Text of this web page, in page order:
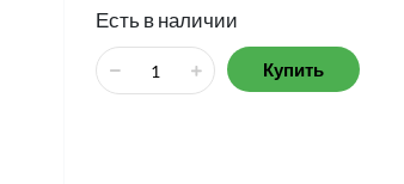
Есть в наличии
Купить